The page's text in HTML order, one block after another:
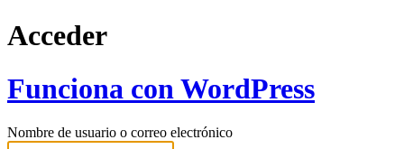
Acceder
Funciona con WordPress
Nombre de usuario o correo electrónico